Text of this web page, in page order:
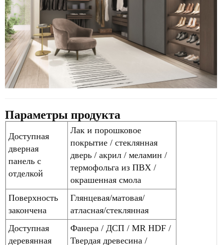
Параметры продукта
Доступная
дверная
панель с
отделкой
Лак и порошковое
покрытие / стеклянная
дверь / акрил / меламин /
термофольга из ПВХ /
окрашенная смола
Поверхность
закончена
Глянцевая/матовая/
атласная/стеклянная
Доступная
деревянная
Фанера / ДСП / MR HDF /
Твердая древесина /